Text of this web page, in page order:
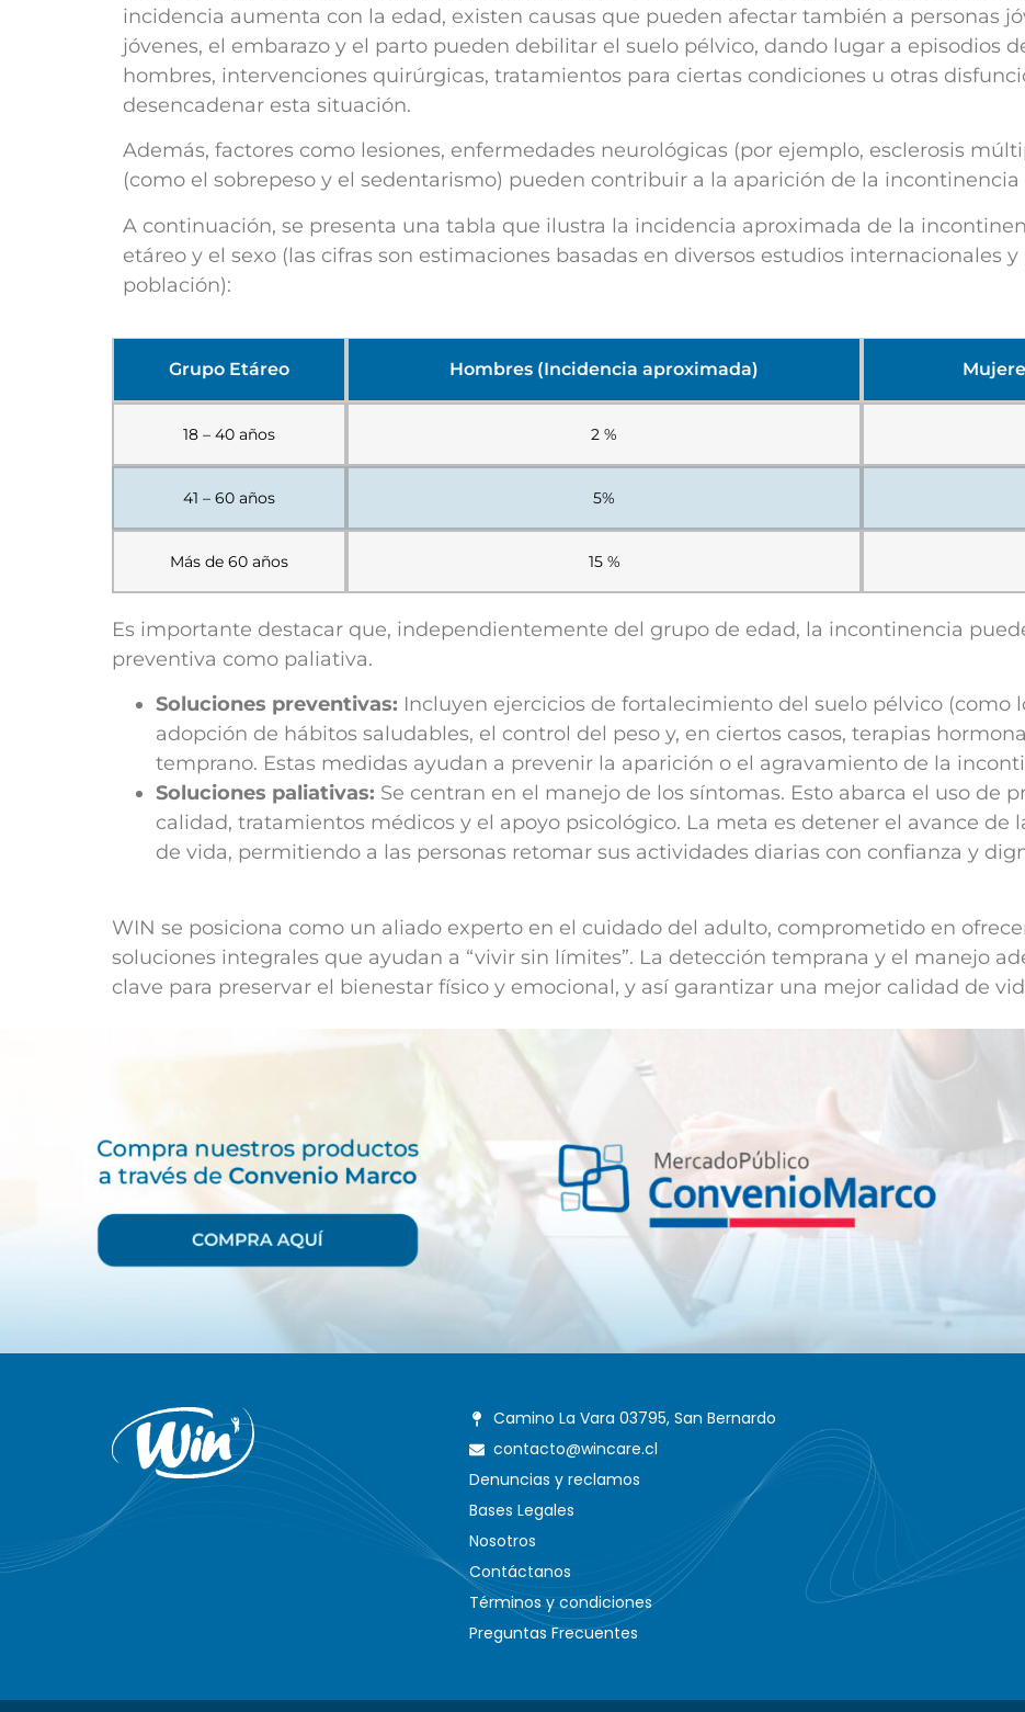
incidencia aumenta con la edad, existen causas que pueden afectar también a personas
jóvenes, el embarazo y el parto pueden debilitar el suelo pélvico, dando lugar a episodios
hombres, intervenciones quirúrgicas, tratamientos para ciertas condiciones u otras
desencadenar esta situación.
Además, factores como lesiones, enfermedades neurológicas (por ejemplo, esclerosis
(como el sobrepeso y el sedentarismo) pueden contribuir a la aparición de la
A continuación, se presenta una tabla que ilustra la incidencia aproximada de la
etáreo y el sexo (las cifras son estimaciones basadas en diversos estudios internacionales
población):
Grupo Etáreo Hombres (Incidencia aproximada)
18 – 40 años 2 %
41 – 60 años 5%
Más de 60 años 15 %
Es importante destacar que, independientemente del grupo de edad, la incontinencia
preventiva como paliativa.
Soluciones preventivas: Incluyen ejercicios de fortalecimiento del suelo pélvico (como
adopción de hábitos saludables, el control del peso y, en ciertos casos, terapias
temprano. Estas medidas ayudan a prevenir la aparición o el agravamiento de la
Soluciones paliativas: Se centran en el manejo de los síntomas. Esto abarca el uso de
calidad, tratamientos médicos y el apoyo psicológico. La meta es detener el avance de
de vida, permitiendo a las personas retomar sus actividades diarias con confianza y
WIN se posiciona como un aliado experto en el cuidado del adulto, comprometido en
soluciones integrales que ayudan a “vivir sin límites”. La detección temprana y el manejo
clave para preservar el bienestar físico y emocional, y así garantizar una mejor calidad de
Camino La Vara 03795, San Bernardo
contacto@wincare.cl
Denuncias y reclamos
Bases Legales
Nosotros
Contáctanos
Términos y condiciones
Preguntas Frecuentes